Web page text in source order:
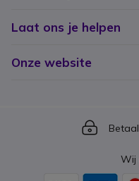
Laat ons je helpen
Onze website
Icon
Wij